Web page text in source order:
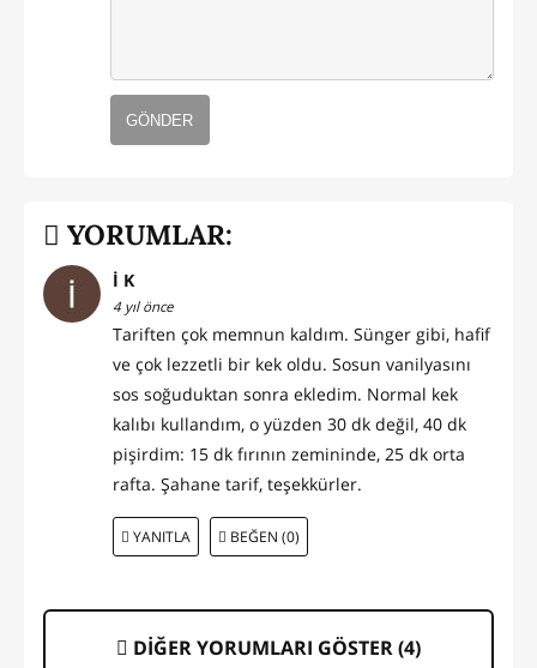
GÖNDER
YORUMLAR:
İ K
4 yıl önce
Tariften çok memnun kaldım. Sünger gibi, hafif
ve çok lezzetli bir kek oldu. Sosun vanilyasını
sos soğuduktan sonra ekledim. Normal kek
kalıbı kullandım, o yüzden 30 dk değil, 40 dk
pişirdim: 15 dk fırının zemininde, 25 dk orta
rafta. Şahane tarif, teşekkürler.
YANITLA BEĞEN (0)
DİĞER YORUMLARI GÖSTER (4)